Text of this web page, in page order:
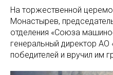
На торжественной
Монастырев,
отделения «Союза
генеральный директор АО
победителей и вручил им